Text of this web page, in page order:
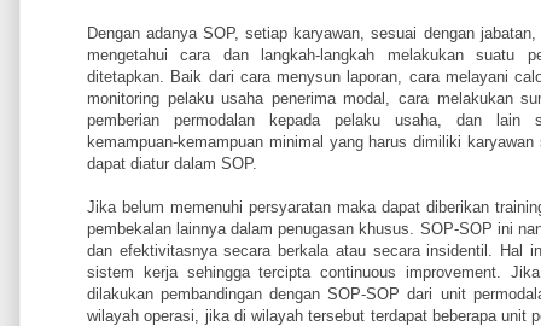
Dengan adanya SOP, setiap karyawan, sesuai dengan
mengetahui cara dan langkah-langkah melakukan suatu
ditetapkan. Baik dari cara menysun laporan, cara melayani
monitoring pelaku usaha penerima modal, cara melakukan
pemberian permodalan kepada pelaku usaha, dan lain
kemampuan-kemampuan minimal yang harus dimiliki
dapat diatur dalam SOP.
Jika belum memenuhi persyaratan maka dapat diberikan
pembekalan lainnya dalam penugasan khusus. SOP-SOP ini
dan efektivitasnya secara berkala atau secara insidentil. Hal
sistem kerja sehingga tercipta continuous improvement.
dilakukan pembandingan dengan SOP-SOP dari unit
wilayah operasi, jika di wilayah tersebut terdapat beberapa unit